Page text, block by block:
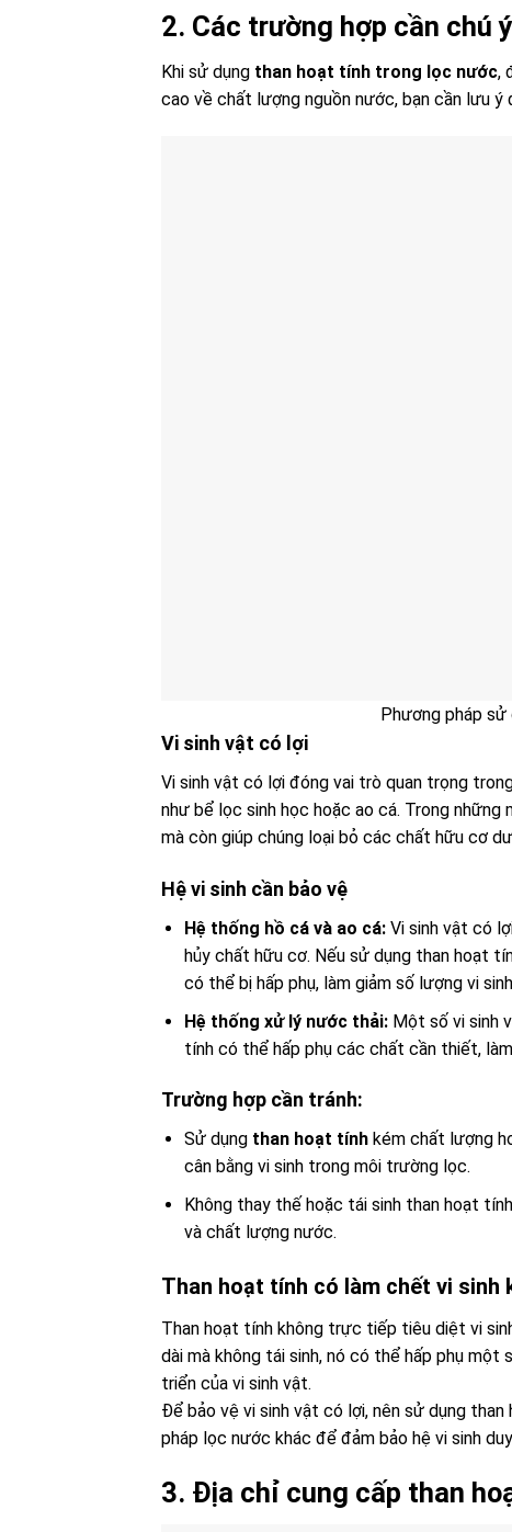
2. Các trường hợp cần chú
Khi sử dụng than hoạt tính trong lọc nước,
cao về chất lượng nguồn nước, bạn cần lưu ý
Phương pháp
Vi sinh vật có lợi
Vi sinh vật có lợi đóng vai trò quan trọng
như bể lọc sinh học hoặc ao cá. Trong
mà còn giúp chúng loại bỏ các chất hữu cơ
Hệ vi sinh cần bảo vệ
Hệ thống hồ cá và ao cá:Vi sinh vật có
hủy chất hữu cơ. Nếu sử dụng than hoạt
có thể bị hấp phụ, làm giảm số lượng vi
Hệ thống xử lý nước thải:Một số vi sinh
tính có thể hấp phụ các chất cần thiết,
Trường hợp cần tránh:
Sử dụng than hoạt tínhkém chất lượng
cân bằng vi sinh trong môi trường lọc.
Không thay thế hoặc tái sinh than hoạt
và chất lượng nước.
Than hoạt tính có làm chết vi sinh
Than hoạt tính không trực tiếp tiêu diệt vi
dài mà không tái sinh, nó có thể hấp phụ
triển của vi sinh vật.
Để bảo vệ vi sinh vật có lợi, nên sử dụng
pháp lọc nước khác để đảm bảo hệ vi sinh
3. Địa chỉ cung cấp than